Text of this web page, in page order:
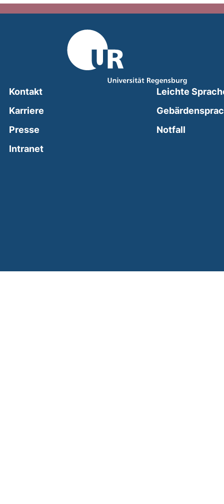
Kontakt
Karriere
Presse
Intranet(external link, opens in a new window)
Leichte
Notfall